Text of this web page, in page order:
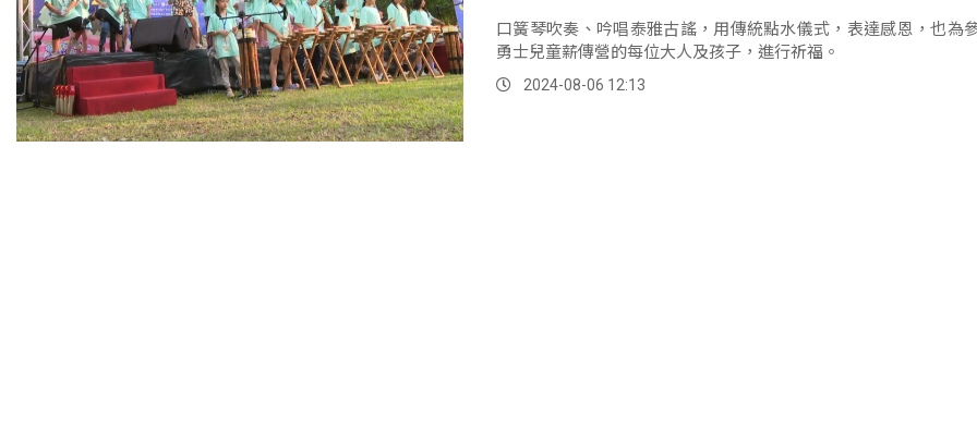
口簧琴吹奏、吟唱泰雅古謠，用傳統點水儀式，表達感恩，也為
勇士兒童薪傳營的每位大人及孩子，進行祈福。
2024-08-06 12:13